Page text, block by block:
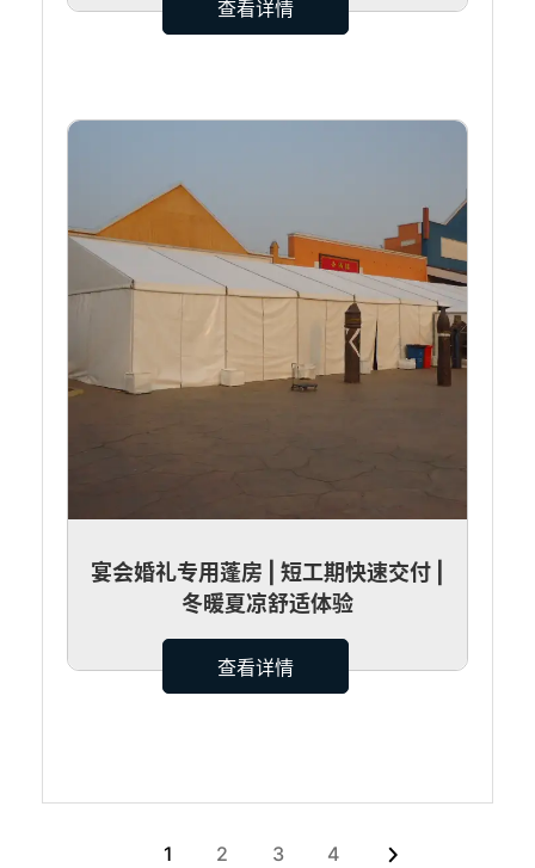
查看详情
宴会婚礼专用蓬房 | 短工期快速交付 |
冬暖夏凉舒适体验
查看详情
1 2 3 4